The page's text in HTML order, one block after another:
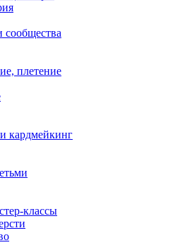
сообщества
плетение
кардмейкинг
классы